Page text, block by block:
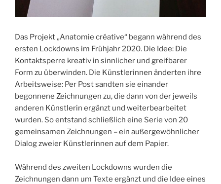
Das Projekt „Anatomie créative“ begann während des
ersten Lockdowns im Frühjahr 2020. Die Idee: Die
Kontaktsperre kreativ in sinnlicher und greifbarer
Form zu überwinden. Die Künstlerinnen änderten ihre
Arbeitsweise: Per Post sandten sie einander
begonnene Zeichnungen zu, die dann von der jeweils
anderen Künstlerin ergänzt und weiterbearbeitet
wurden. So entstand schließlich eine Serie von 20
gemeinsamen Zeichnungen – ein außergewöhnlicher
Dialog zweier Künstlerinnen auf dem Papier.
Während des zweiten Lockdowns wurden die
Zeichnungen dann um Texte ergänzt und die Idee eines